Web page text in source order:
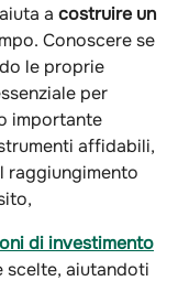
a costruire un
Conoscere se
le proprie
per
importante
affidabili,
raggiungimento
di investimento
scelte, aiutandoti